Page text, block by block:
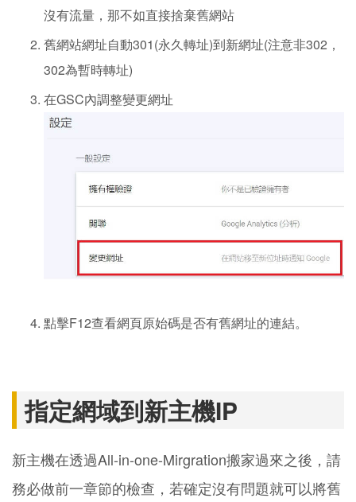
沒有流量，那不如直接捨棄舊網站
舊網站網址自動301(永久轉址)到新網址(注意非302，
302為暫時轉址)
在GSC內調整變更網址
點擊F12查看網頁原始碼是否有舊網址的連結。
指定網域到新主機IP
新主機在透過All-in-one-Mirgration搬家過來之後，請
務必做前一章節的檢查，若確定沒有問題就可以將舊